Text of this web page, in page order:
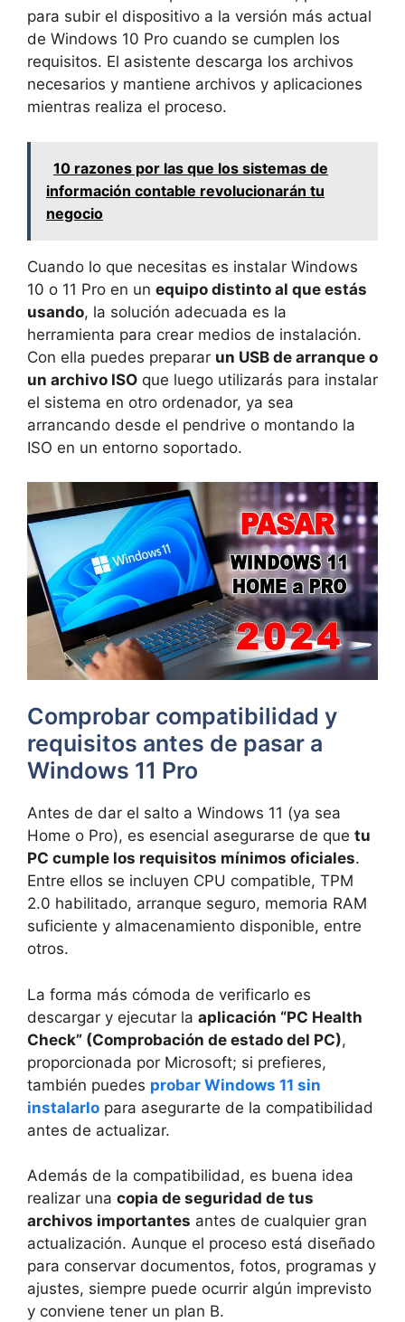
para subir el dispositivo a la versión más actual
de Windows 10 Pro cuando se cumplen los
requisitos. El asistente descarga los archivos
necesarios y mantiene archivos y aplicaciones
mientras realiza el proceso.
10 razones por las que los sistemas de
información contable revolucionarán tu
negocio
Cuando lo que necesitas es instalar Windows
10 o 11 Pro en un equipo distinto al que estás
usando, la solución adecuada es la
herramienta para crear medios de instalación.
Con ella puedes preparar un USB de arranque o
un archivo ISO que luego utilizarás para instalar
el sistema en otro ordenador, ya sea
arrancando desde el pendrive o montando la
ISO en un entorno soportado.
Comprobar compatibilidad y
requisitos antes de pasar a
Windows 11 Pro
Antes de dar el salto a Windows 11 (ya sea
Home o Pro), es esencial asegurarse de que tu
PC cumple los requisitos mínimos oficiales.
Entre ellos se incluyen CPU compatible, TPM
2.0 habilitado, arranque seguro, memoria RAM
suficiente y almacenamiento disponible, entre
otros.
La forma más cómoda de verificarlo es
descargar y ejecutar la aplicación “PC Health
Check” (Comprobación de estado del PC),
proporcionada por Microsoft; si prefieres,
también puedes probar Windows 11 sin
instalarlo para asegurarte de la compatibilidad
antes de actualizar.
Además de la compatibilidad, es buena idea
realizar una copia de seguridad de tus
archivos importantes antes de cualquier gran
actualización. Aunque el proceso está diseñado
para conservar documentos, fotos, programas y
ajustes, siempre puede ocurrir algún imprevisto
y conviene tener un plan B.